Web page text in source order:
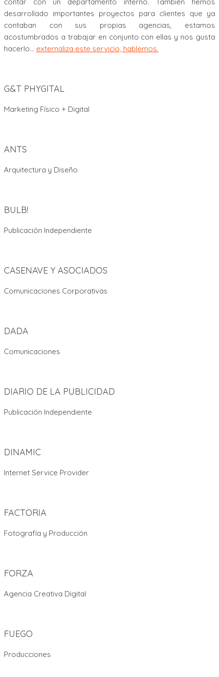
desarrollado importantes proyectos para clientes que ya
contaban con sus propias agencias, estamos
acostumbrados a trabajar en conjunto con ellas y nos gusta
hacerlo… externaliza este servicio, hablemos.
G&T PHYGITAL
Marketing Físico + Digital
ANTS
Arquitectura y Diseño
BULB!
Publicación Independiente
CASENAVE Y ASOCIADOS
Comunicaciones Corporativas
DADA
Comunicaciones
DIARIO DE LA PUBLICIDAD
Publicación Independiente
DINAMIC
Internet Service Provider
FACTORIA
Fotografía y Producción
FORZA
Agencia Creativa Digital
FUEGO
Producciones